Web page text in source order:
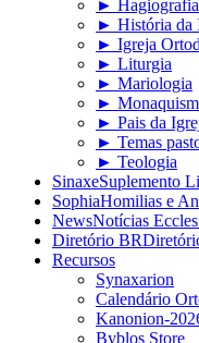
► Hagiografia
► História da
► Igreja
► Liturgia
► Mariologia
►
► Pais da
► Temas
► Teologia
SinaxeSuplemento
SophiaHomilias e
NewsNotícias
Diretório BR
Recursos
Synaxarion
Calendário
Kanonion-
Byblos Store